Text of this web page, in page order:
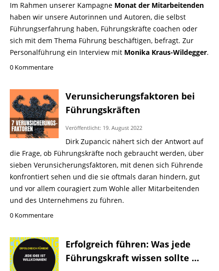
Im Rahmen unserer Kampagne Monat der Mitarbeitenden
haben wir unsere Autorinnen und Autoren, die selbst
Führungserfahrung haben, Führungskräfte coachen oder
sich mit dem Thema Führung beschäftigen, befragt. Zur
Personalführung ein Interview mit Monika Kraus-Wildegger.
0 Kommentare
Verunsicherungsfaktoren bei
Führungskräften
Veröffentlicht: 19. August 2022
Dirk Zupancic nähert sich der Antwort auf
die Frage, ob Führungskräfte noch gebraucht werden, über
sieben Verunsicherungsfaktoren, mit denen sich Führende
konfrontiert sehen und die sie oftmals daran hindern, gut
und vor allem couragiert zum Wohle aller Mitarbeitenden
und des Unternehmens zu führen.
0 Kommentare
Erfolgreich führen: Was jede
Führungskraft wissen sollte …